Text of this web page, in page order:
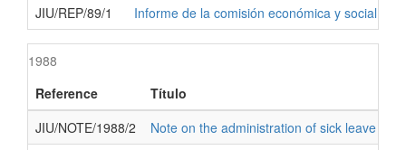
JIU/REP/89/1
Informe de la comisión económica y social
1988
Reference
Título
JIU/NOTE/1988/2
Note on the administration of sick leave in